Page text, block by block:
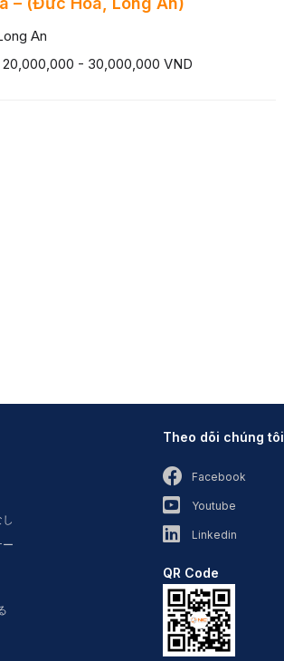
An
20,000,000 - 30,000,000 VND
Theo dõi chúng tôi
Facebook
Youtube
Linkedin
QR Code